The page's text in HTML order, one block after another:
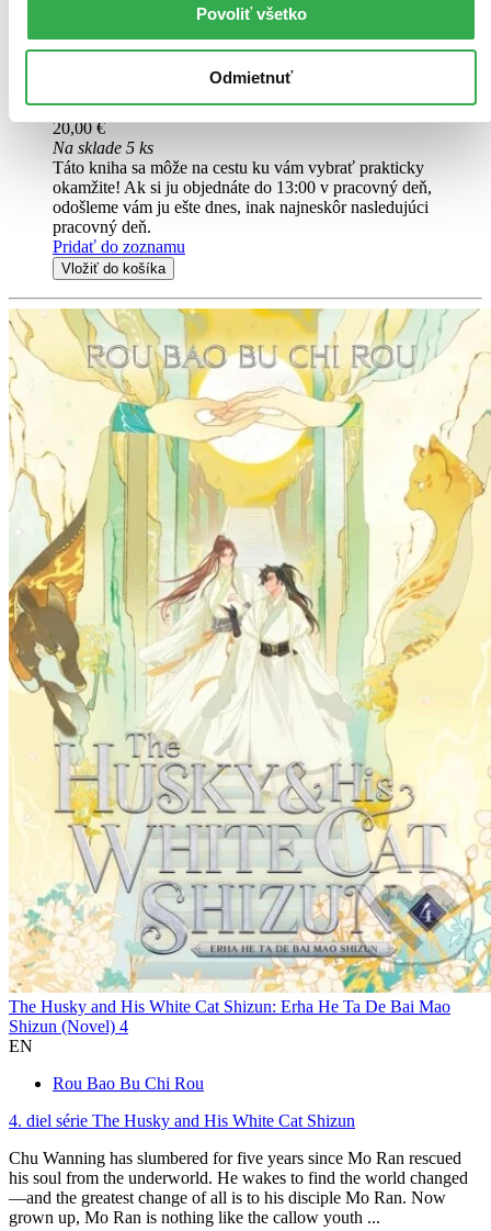
Povoliť všetko
Odmietnuť
Two worlds collide, a love lost, a realm in ruin. Can one man defy
fate and a vengeful god to save what remains.
Knihabrožovaná väzba
20,00 €
Na sklade 5 ks
Táto kniha sa môže na cestu ku vám vybrať prakticky
okamžite! Ak si ju objednáte do 13:00 v pracovný deň,
odošleme vám ju ešte dnes, inak najneskôr nasledujúci
pracovný deň.
Pridať do zoznamu
Vložiť do košíka
The Husky and His White Cat Shizun: Erha He Ta De Bai Mao
Shizun (Novel) 4
EN
Rou Bao Bu Chi Rou
4. diel série The Husky and His White Cat Shizun
Chu Wanning has slumbered for five years since Mo Ran rescued
his soul from the underworld. He wakes to find the world changed
—and the greatest change of all is to his disciple Mo Ran. Now
grown up, Mo Ran is nothing like the callow youth ...